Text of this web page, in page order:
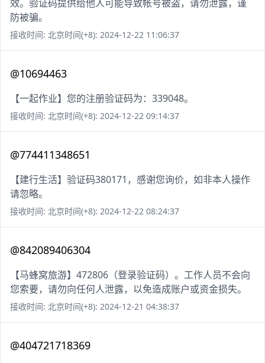
效。验证码提供给他人可能导致帐号被盗，请勿泄露，谨
防被骗。
接收时间: 北京时间(+8): 2024-12-22 11:06:37
@10694463
【一起作业】您的注册验证码为：339048。
接收时间: 北京时间(+8): 2024-12-22 09:14:37
@774411348651
【建行生活】验证码380171，感谢您询价，如非本人操作
请忽略。
接收时间: 北京时间(+8): 2024-12-22 08:24:37
@842089406304
【马蜂窝旅游】472806（登录验证码）。工作人员不会向
您索要，请勿向任何人泄露，以免造成账户或资金损失。
接收时间: 北京时间(+8): 2024-12-21 04:38:37
@404721718369